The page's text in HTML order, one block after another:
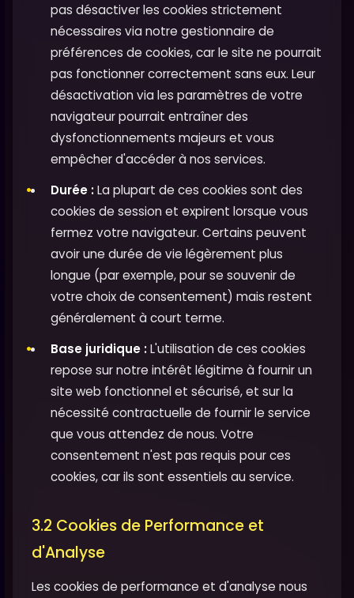
pas désactiver les cookies strictement
nécessaires via notre gestionnaire de
préférences de cookies, car le site ne pourrait
pas fonctionner correctement sans eux. Leur
désactivation via les paramètres de votre
navigateur pourrait entraîner des
dysfonctionnements majeurs et vous
empêcher d'accéder à nos services.
Durée :La plupart de ces cookies sont des
cookies de session et expirent lorsque vous
fermez votre navigateur. Certains peuvent
avoir une durée de vie légèrement plus
longue (par exemple, pour se souvenir de
votre choix de consentement) mais restent
généralement à court terme.
Base juridique :L'utilisation de ces cookies
repose sur notre intérêt légitime à fournir un
site web fonctionnel et sécurisé, et sur la
nécessité contractuelle de fournir le service
que vous attendez de nous. Votre
consentement n'est pas requis pour ces
cookies, car ils sont essentiels au service.
3.2 Cookies de Performance et
d'Analyse
Les cookies de performance et d'analyse nous